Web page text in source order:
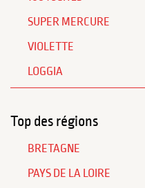
SUPER MERCURE
VIOLETTE
LOGGIA
Top des régions
BRETAGNE
PAYS DE LA LOIRE